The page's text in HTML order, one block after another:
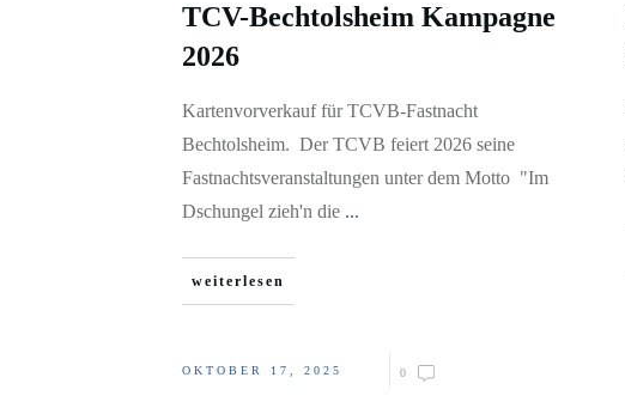
TCV-Bechtolsheim Kampagne
2026
Kartenvorverkauf für TCVB-Fastnacht
Bechtolsheim. Der TCVB feiert 2026 seine
Fastnachtsveranstaltungen unter dem Motto "Im
Dschungel zieh'n die ...
weiterlesen
OKTOBER 17, 2025 0